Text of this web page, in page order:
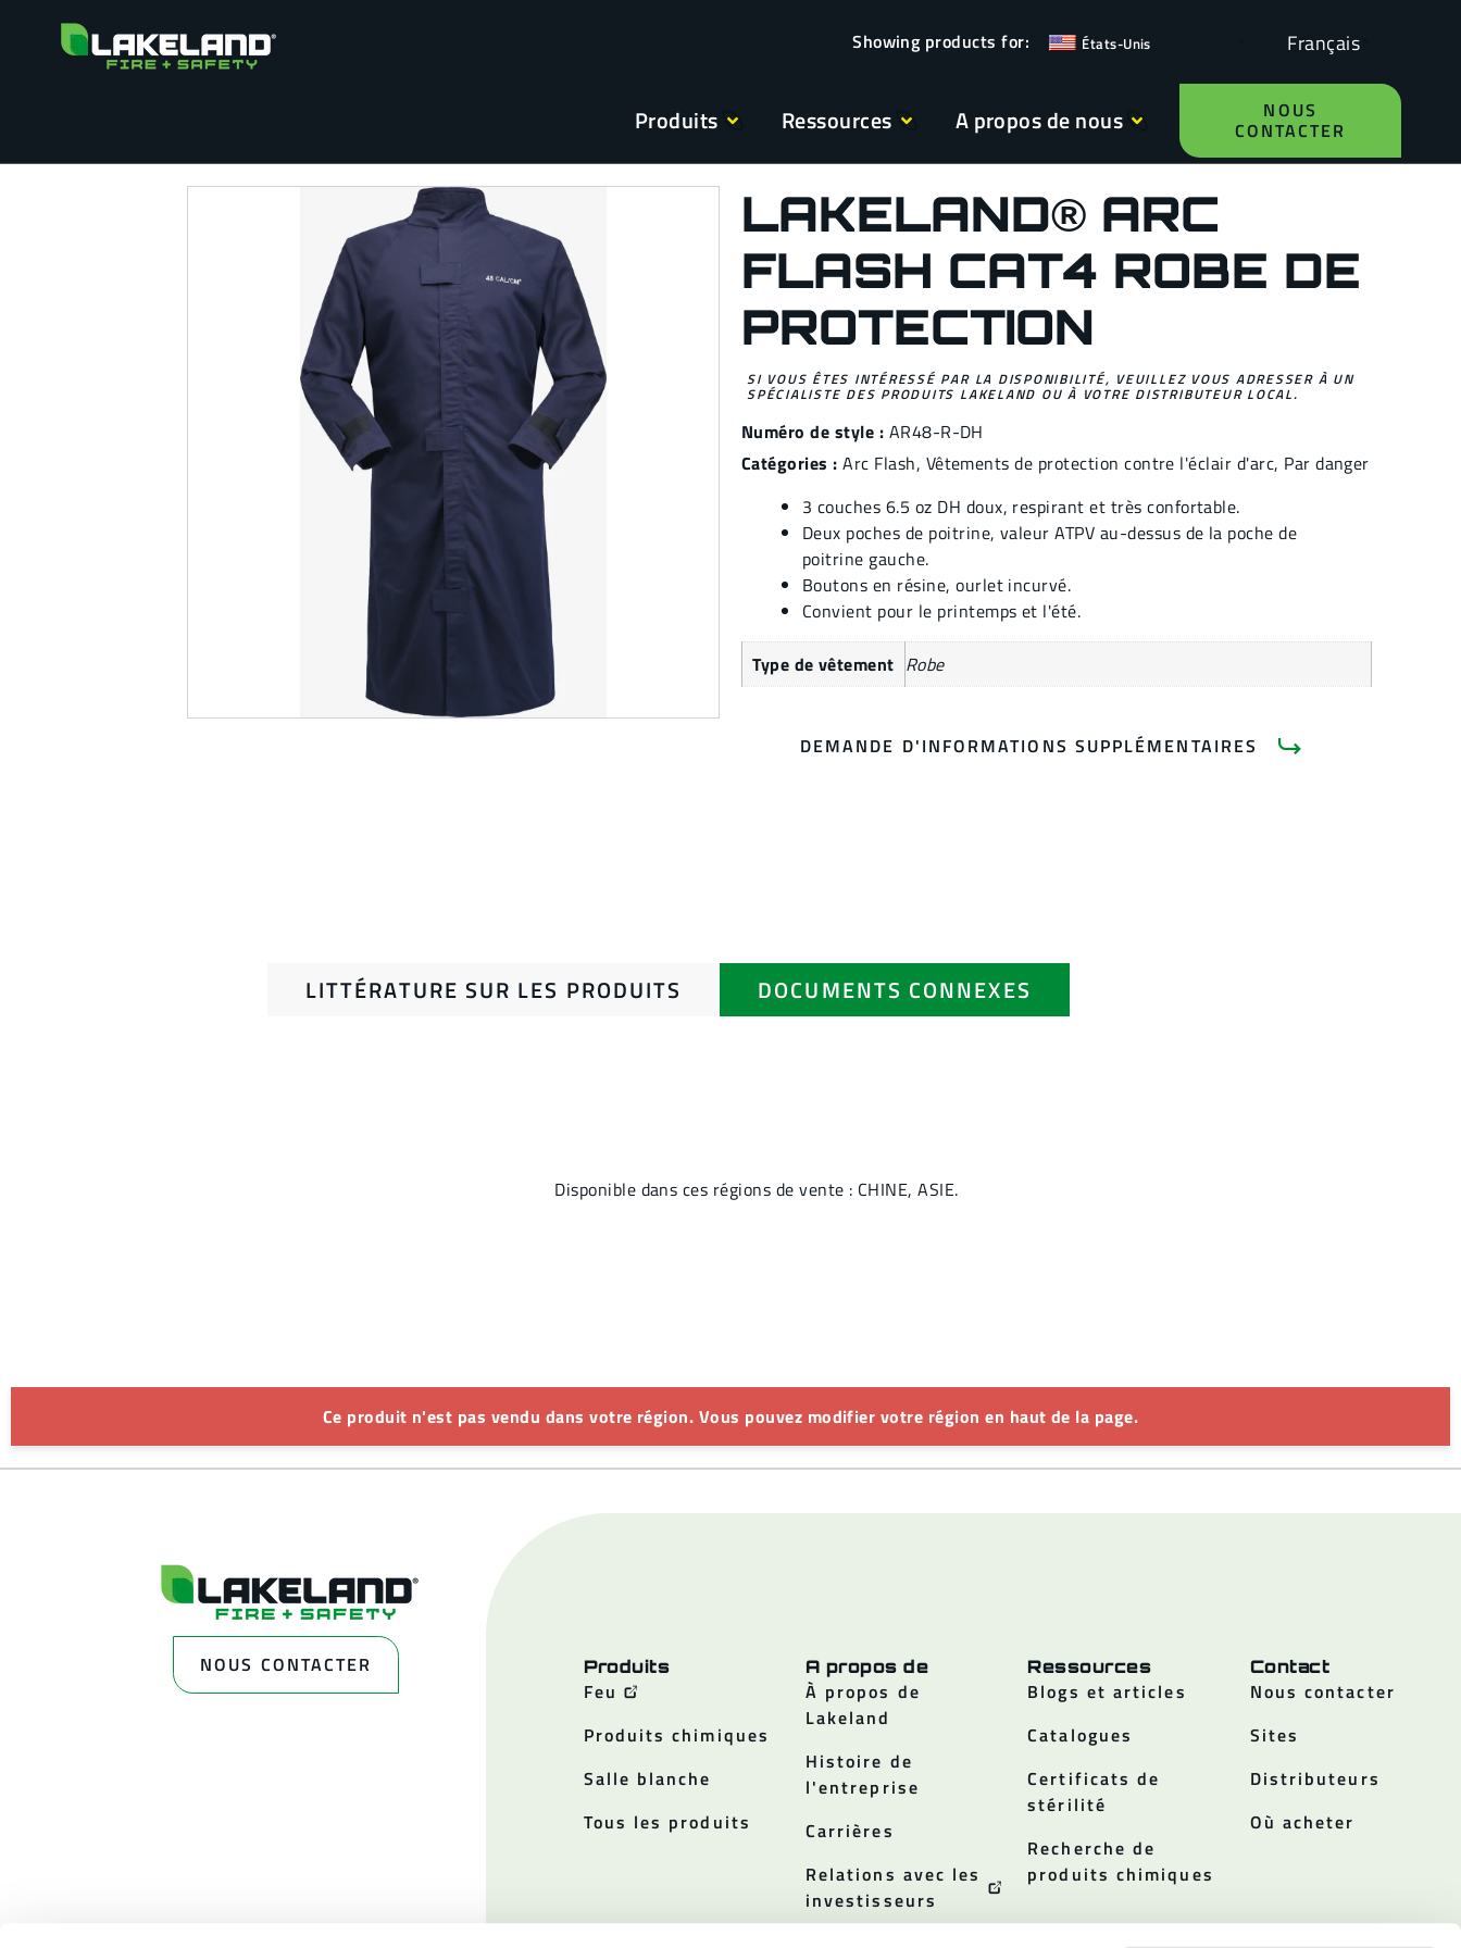
États-Unis Français
Produits Ressources A propos de nous NOUS
CONTACTER
LAKELAND® ARC
FLASH CAT4 ROBE DE
PROTECTION
SI VOUS ÊTES INTÉRESSÉ PAR LA DISPONIBILITÉ, VEUILLEZ VOUS ADRESSER À UN
SPÉCIALISTE DES PRODUITS LAKELAND OU À VOTRE DISTRIBUTEUR LOCAL.
Numéro de style : AR48-R-DH
Catégories : Arc Flash, Vêtements de protection contre l'éclair d'arc, Par danger
3 couches 6.5 oz DH doux, respirant et très confortable.
Deux poches de poitrine, valeur ATPV au-dessus de la poche de
poitrine gauche.
Boutons en résine, ourlet incurvé.
Convient pour le printemps et l'été.
Type de vêtement Robe
DEMANDE D'INFORMATIONS SUPPLÉMENTAIRES
LITTÉRATURE SUR LES PRODUITS DOCUMENTS CONNEXES
Disponible dans ces régions de vente : CHINE, ASIE.
Ce produit n'est pas vendu dans votre région. Vous pouvez modifier votre région en haut de la page.
NOUS CONTACTER Produits
Feu
Produits chimiques
Salle blanche
Tous les produits
A propos de
À propos de
Lakeland
Histoire de
l'entreprise
Carrières
Relations avec les
investisseurs
Ressources
Blogs et articles
Catalogues
Certificats de
stérilité
Recherche de
produits chimiques
Contact
Nous contacter
Sites
Distributeurs
Où acheter